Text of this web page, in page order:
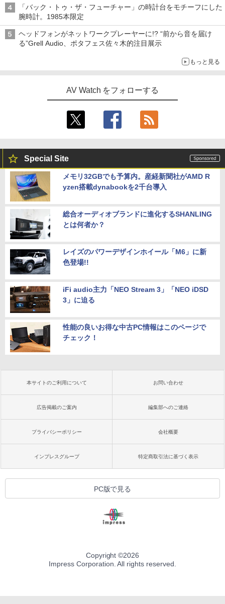
「バック・トゥ・ザ・フューチャー」の時計台をモチーフにした
腕時計。1985本限定
ヘッドフォンがネットワークプレーヤーに!? “前から音を届け
る”Grell Audio、ポタフェス佐々木的注目展示
もっと見る
AV Watch をフォローする
Special Site
メモリ32GBでも予算内。産経新聞社がAMD R
yzen搭載dynabookを2千台導入
総合オーディオブランドに進化するSHANLING
とは何者か？
レイズのパワーデザインホイール「M6」に新
色登場!!
iFi audio主力「NEO Stream 3」「NEO iDSD
3」に迫る
性能の良いお得な中古PC情報はこのページで
チェック！
本サイトのご利用について お問い合わせ
広告掲載のご案内 編集部へのご連絡
プライバシーポリシー 会社概要
インプレスグループ 特定商取引法に基づく表示
PC版で見る
Copyright ©2026
Impress Corporation. All rights reserved.